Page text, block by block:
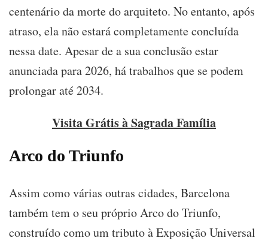
centenário da morte do arquiteto. No entanto, após
atraso, ela não estará completamente concluída
nessa date. Apesar de a sua conclusão estar
anunciada para 2026, há trabalhos que se podem
prolongar até 2034.
Visita Grátis à Sagrada Família
Arco do Triunfo
Assim como várias outras cidades, Barcelona
também tem o seu próprio Arco do Triunfo,
construído como um tributo à Exposição Universal